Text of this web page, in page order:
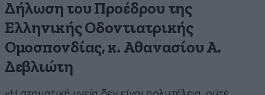
Δήλωση του Προέδρου της
Ελληνικής Οδοντιατρικής
Ομοσπονδίας, κ. Αθανασίου Α.
Δεβλιώτη